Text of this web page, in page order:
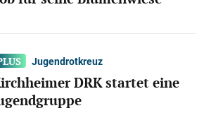
Jugendrotkreuz
DRK startet eine